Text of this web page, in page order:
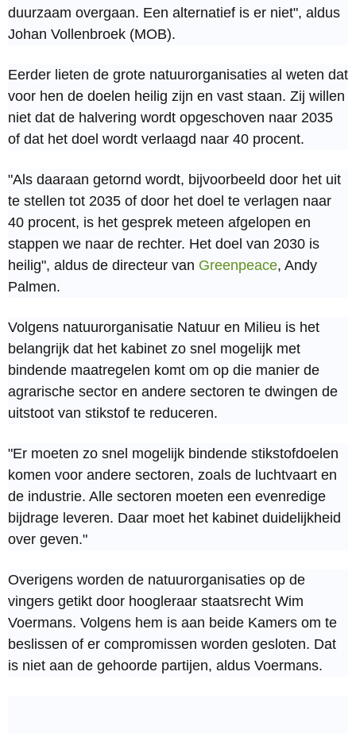
duurzaam overgaan. Een alternatief is er niet", aldus
Johan Vollenbroek (MOB).
Eerder lieten de grote natuurorganisaties al weten dat
voor hen de doelen heilig zijn en vast staan. Zij willen
niet dat de halvering wordt opgeschoven naar 2035
of dat het doel wordt verlaagd naar 40 procent.
"Als daaraan getornd wordt, bijvoorbeeld door het uit
te stellen tot 2035 of door het doel te verlagen naar
40 procent, is het gesprek meteen afgelopen en
stappen we naar de rechter. Het doel van 2030 is
heilig", aldus de directeur van Greenpeace, Andy
Palmen.
Volgens natuurorganisatie Natuur en Milieu is het
belangrijk dat het kabinet zo snel mogelijk met
bindende maatregelen komt om op die manier de
agrarische sector en andere sectoren te dwingen de
uitstoot van stikstof te reduceren.
"Er moeten zo snel mogelijk bindende stikstofdoelen
komen voor andere sectoren, zoals de luchtvaart en
de industrie. Alle sectoren moeten een evenredige
bijdrage leveren. Daar moet het kabinet duidelijkheid
over geven."
Overigens worden de natuurorganisaties op de
vingers getikt door hoogleraar staatsrecht Wim
Voermans. Volgens hem is aan beide Kamers om te
beslissen of er compromissen worden gesloten. Dat
is niet aan de gehoorde partijen, aldus Voermans.